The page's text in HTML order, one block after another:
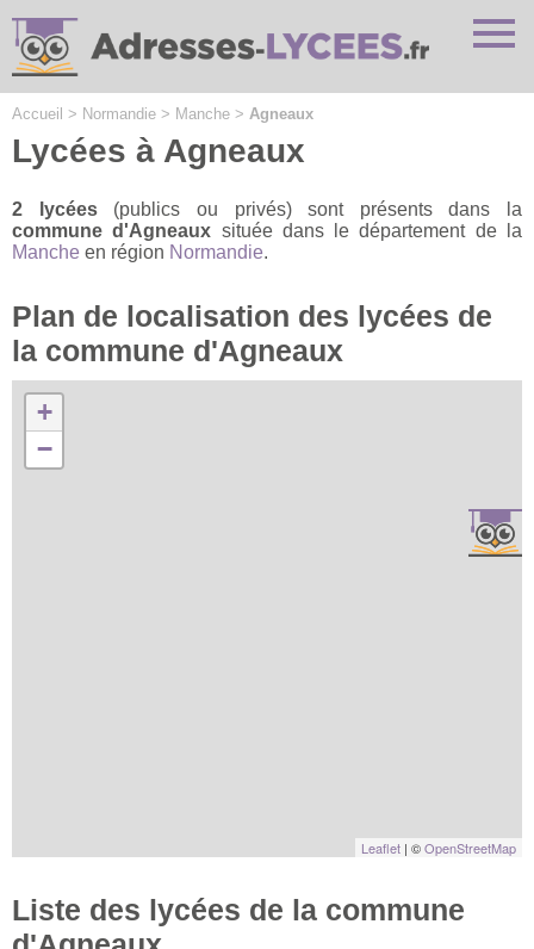
Accueil > Normandie > Manche > Agneaux
Lycées à Agneaux
2 lycées(publics ou privés) sont présents dans la
commune d'Agneaux située dans le département de la
Manche en région Normandie.
Plan de localisation des lycées de
la commune d'Agneaux
+
−
Leaflet | ©OpenStreetMap
Liste des lycées de la commune